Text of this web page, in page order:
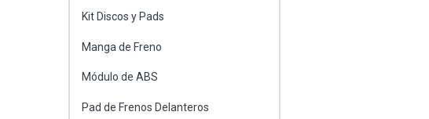
Kit Discos y Pads
Manga de Freno
Módulo de ABS
Pad de Frenos Delanteros